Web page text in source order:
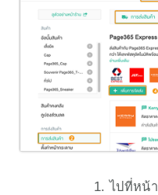
ไปที่หน้า